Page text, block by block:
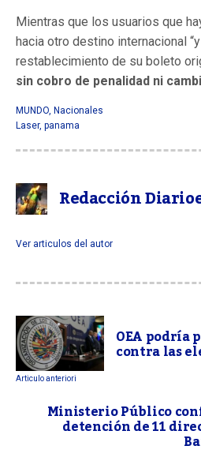
Mientras que los usuarios que
hacia otro destino internacional
restablecimiento de su boleto
sin cobro de penalidad ni
MUNDO, Nacionales
Laser, panama
Redacción
Ver articulos del autor
OEA podría
contra las
Articulo anteriori
Ministerio Público
detención de 11